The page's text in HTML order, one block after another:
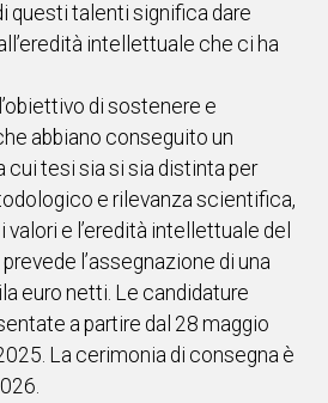
questi talenti significa dare
intellettuale che ci ha
di sostenere e
abbiano conseguito un
cui tesi sia si sia distinta per
e rilevanza scientifica,
valori e l’eredità intellettuale del
l’assegnazione di una
euro netti. Le candidature
a partire dal 28 maggio
La cerimonia di consegna è